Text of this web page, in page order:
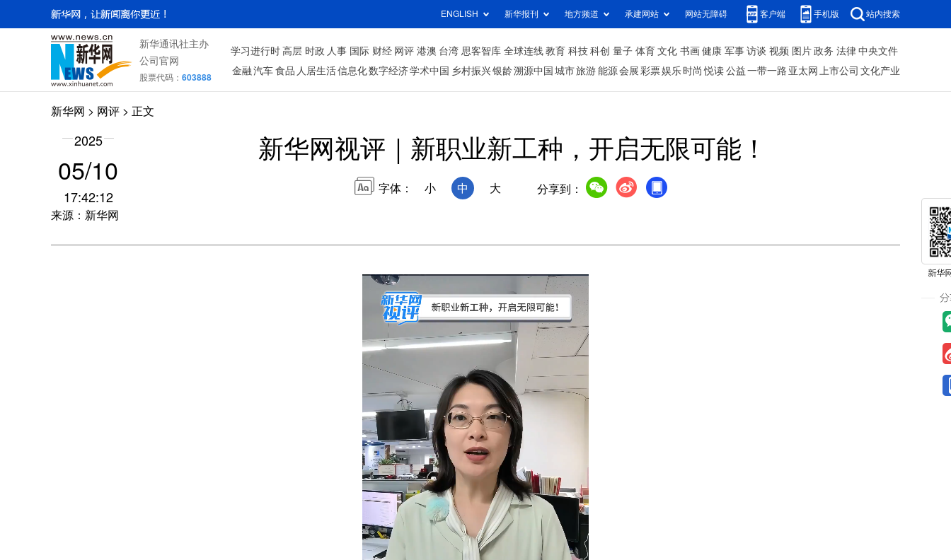
ENGLISH 新华报刊 地方频道 承建网站 网站无障碍 客户端 手机版 站内搜索
新华通讯社主办
公司官网
股票代码： 603888
学习进行时 高层 时政 人事 国际 财经 网评 港澳 台湾 思客智库 全球连线 教育 科技 科创 量子 体育 文化 书画 健康 军事 访谈 视频 图片 政务 法律 中央文件
金融 汽车 食品 人居生活信息化数字经济学术中国 乡村振兴银龄溯源中国 城市旅游 能源 会展 彩票娱乐 时尚 悦读 公益 一带一路 亚太网 上市公司 文化产业
新华网 > 网评 > 正文
2025
05/10
17:42:12
来源：新华网
新华网视评｜新职业新工种，开启无限可能！
字体： 小 中 大 分享到：